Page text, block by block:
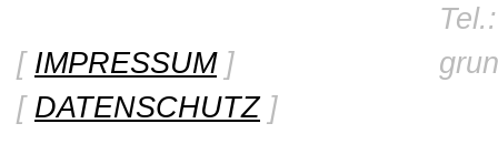
[ IMPRESSUM]
[ DATENSCHUTZ]